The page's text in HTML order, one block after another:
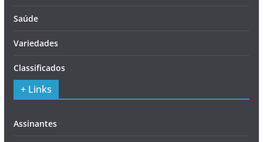
Saúde
Variedades
Classificados
+ Links
Assinantes